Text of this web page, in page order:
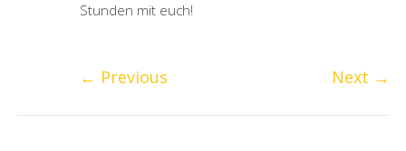
Stunden mit euch!
← Previous Next →